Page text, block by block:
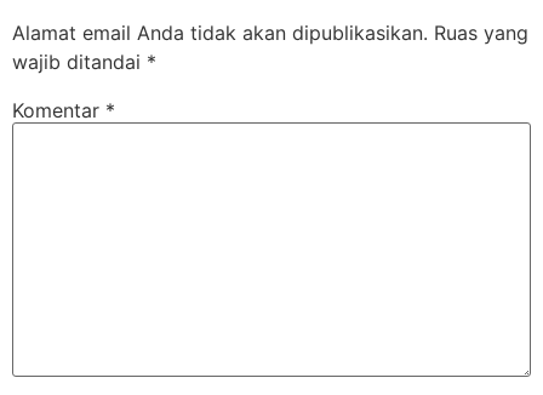
Alamat email Anda tidak akan dipublikasikan. Ruas yang
wajib ditandai *
Komentar *